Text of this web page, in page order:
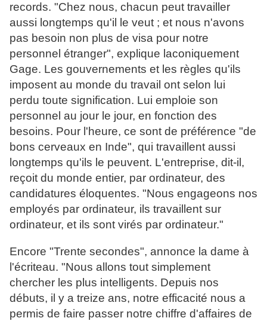
records. "Chez nous, chacun peut travailler
aussi longtemps qu'il le veut ; et nous n'avons
pas besoin non plus de visa pour notre
personnel étranger", explique laconiquement
Gage. Les gouvernements et les règles qu'ils
imposent au monde du travail ont selon lui
perdu toute signification. Lui emploie son
personnel au jour le jour, en fonction des
besoins. Pour l'heure, ce sont de préférence "de
bons cerveaux en Inde", qui travaillent aussi
longtemps qu'ils le peuvent. L'entreprise, dit-il,
reçoit du monde entier, par ordinateur, des
candidatures éloquentes. "Nous engageons nos
employés par ordinateur, ils travaillent sur
ordinateur, et ils sont virés par ordinateur."
Encore "Trente secondes", annonce la dame à
l'écriteau. "Nous allons tout simplement
chercher les plus intelligents. Depuis nos
débuts, il y a treize ans, notre efficacité nous a
permis de faire passer notre chiffre d'affaires de